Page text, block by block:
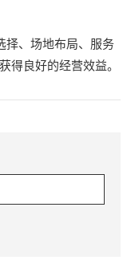
择、场地布局、服务
得良好的经营效益。